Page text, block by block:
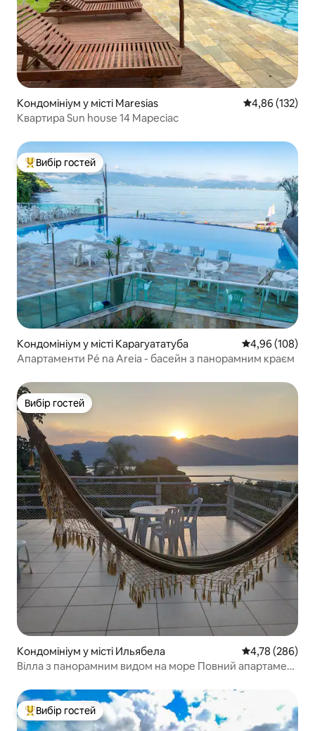
Кондомініум у місті Maresias Середня
4,86 (132)
Квартира Sun house 14 Маресіас
Топ вибір гостей
Вибір гостей
Кондомініум у місті Карагуататуба Середня
4,96 (108)
Апартаменти Pé na Areia - басейн з панорамним краєм
Вибір гостей
Вибір гостей
Кондомініум у місті Ильябела Середня
4,78 (286)
Вілла з панорамним видом на море Повний апартамент
Топ вибір гостей
Вибір гостей